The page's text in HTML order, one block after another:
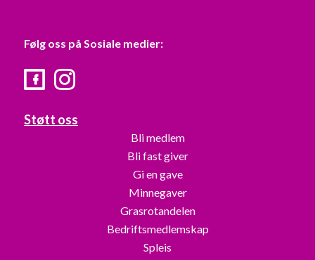
Følg oss på Sosiale medier:
FacebookInstagram
Støtt oss
Bli medlem
Bli fast giver
Gi en gave
Minnegaver
Grasrotandelen
Bedriftsmedlemskap
Spleis